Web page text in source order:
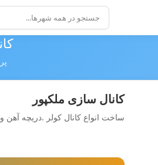
کانال سازی ملکپور
ساخت انواع کانال کولر .دریچه